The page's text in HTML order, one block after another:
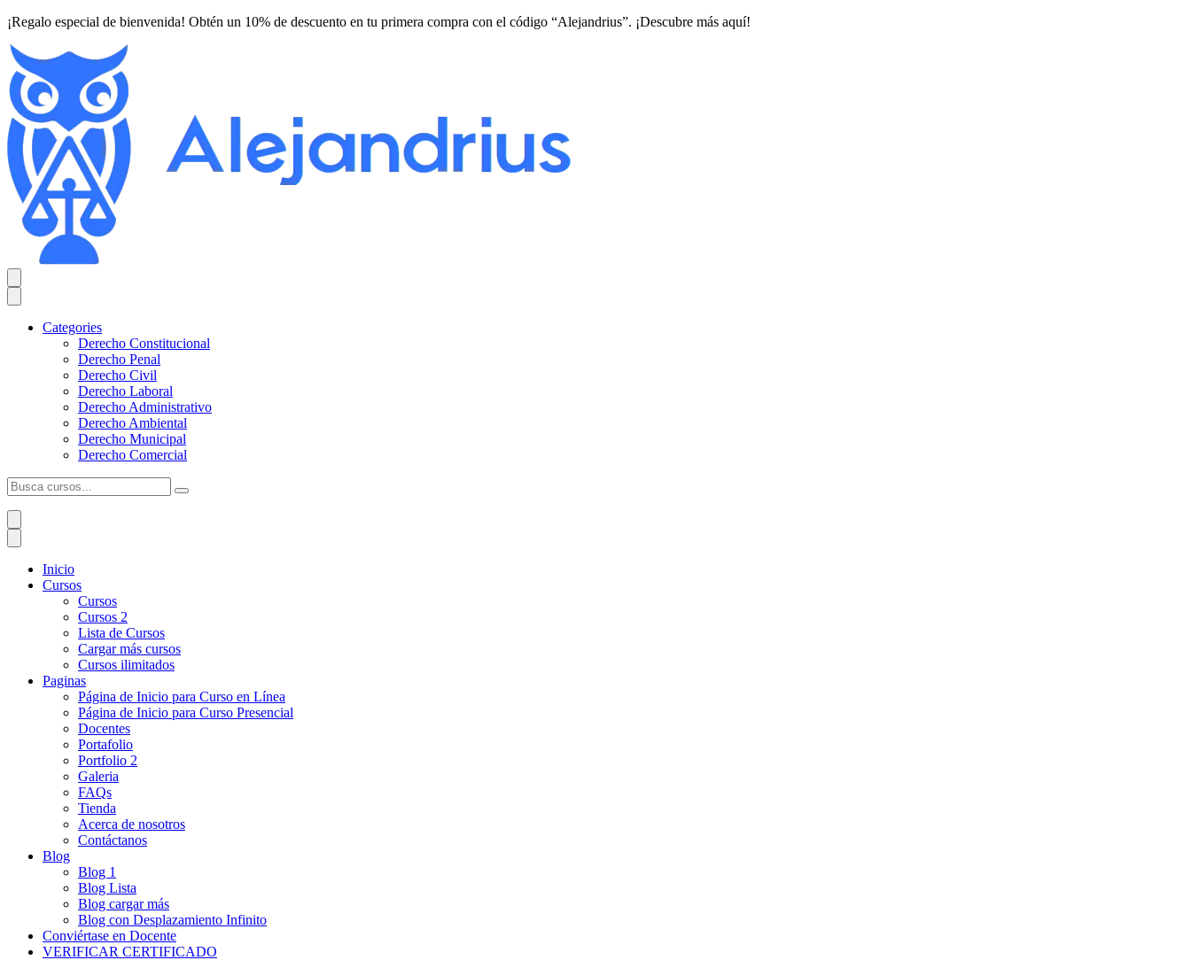
¡Regalo especial de bienvenida! Obtén un 10% de descuento en tu primera compra con el código “Alejandrius”. ¡Descubre más aquí!
Categories
Derecho Constitucional
Derecho Penal
Derecho Civil
Derecho Laboral
Derecho Administrativo
Derecho Ambiental
Derecho Municipal
Derecho Comercial
Inicio
Cursos
Cursos
Cursos 2
Lista de Cursos
Cargar más cursos
Cursos ilimitados
Paginas
Página de Inicio para Curso en Línea
Página de Inicio para Curso Presencial
Docentes
Portafolio
Portfolio 2
Galeria
FAQs
Tienda
Acerca de nosotros
Contáctanos
Blog
Blog 1
Blog Lista
Blog cargar más
Blog con Desplazamiento Infinito
Conviértase en Docente
VERIFICAR CERTIFICADO